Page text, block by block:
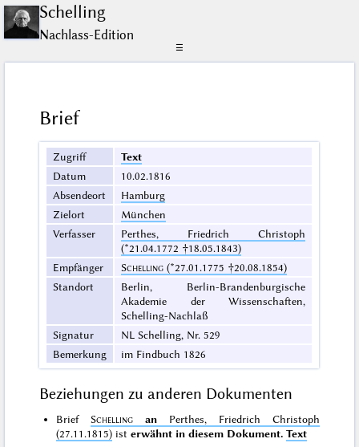
Schelling
Nachlass-Edition
☰
Brief
Zugriff
Text
Datum
10.02.1816
Absendeort
Hamburg
Zielort
München
Verfasser
Perthes, Friedrich Christoph
(*21.04.1772 †18.05.1843)
Empfänger
Schelling (*27.01.1775 †20.08.1854)
Standort
Berlin, Berlin-Brandenburgische
Akademie der Wissenschaften,
Schelling-Nachlaß
Signatur
NL Schelling, Nr. 529
Bemerkung
im Findbuch 1826
Beziehungen zu anderen Dokumenten
BriefSchelling an Perthes, Friedrich Christoph
(27.11.1815) isterwähnt in diesem Dokument. Text